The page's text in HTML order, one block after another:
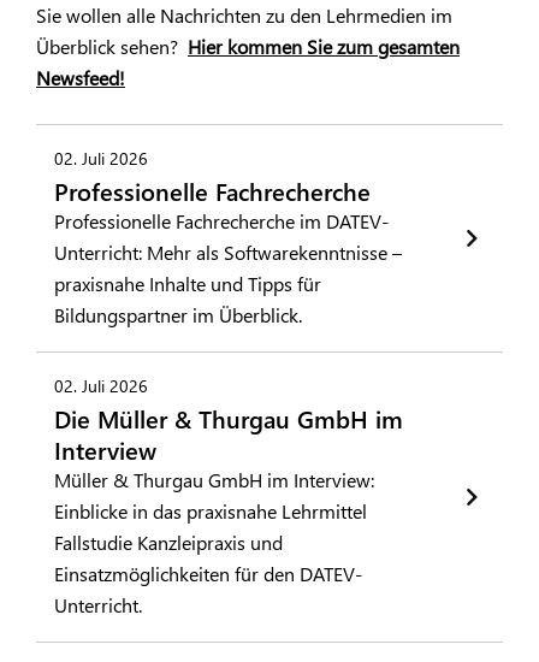
Sie wollen alle Nachrichten zu den Lehrmedien im
Überblick sehen? Hier kommen Sie zum gesamten
Newsfeed!
02. Juli 2026
Professionelle Fachrecherche
Professionelle Fachrecherche im DATEV-
Unterricht: Mehr als Softwarekenntnisse –
praxisnahe Inhalte und Tipps für
Bildungspartner im Überblick.
02. Juli 2026
Die Müller & Thurgau GmbH im
Interview
Müller & Thurgau GmbH im Interview:
Einblicke in das praxisnahe Lehrmittel
Fallstudie Kanzleipraxis und
Einsatzmöglichkeiten für den DATEV-
Unterricht.